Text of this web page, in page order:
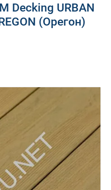
Decking URBAN
(Орегон)